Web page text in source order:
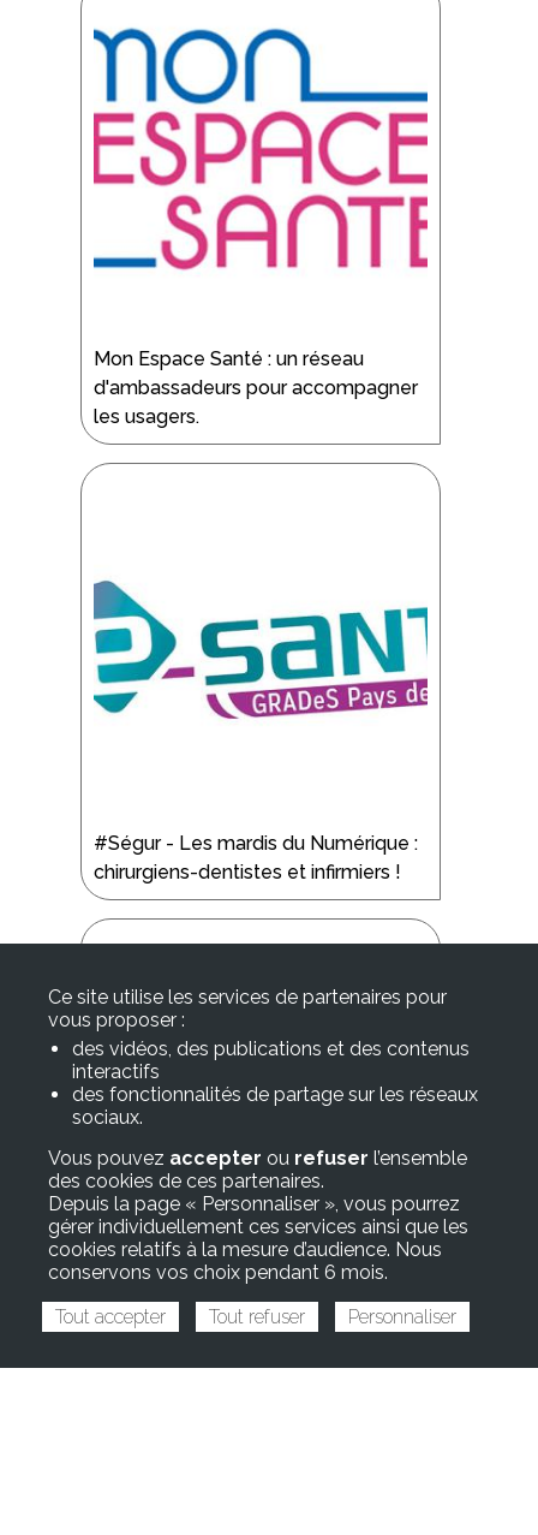
Mon Espace Santé : un réseau
d'ambassadeurs pour accompagner
les usagers.
#Ségur - Les mardis du Numérique :
chirurgiens-dentistes et infirmiers !
Tarifs de l'énergie et délestages
électriques : les MSP doivent être
Ce site utilise les services de partenaires pour
vous proposer :
des vidéos, des publications et des contenus
interactifs
des fonctionnalités de partage sur les réseaux
sociaux.
Vous pouvez accepter ou refuser l’ensemble
des cookies de ces partenaires.
Depuis la page « Personnaliser », vous pourrez
gérer individuellement ces services ainsi que les
cookies relatifs à la mesure d’audience. Nous
conservons vos choix pendant 6 mois.
Tout accepter
Tout refuser Personnaliser